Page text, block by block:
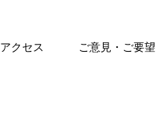
アクセス ご意見・ご要望